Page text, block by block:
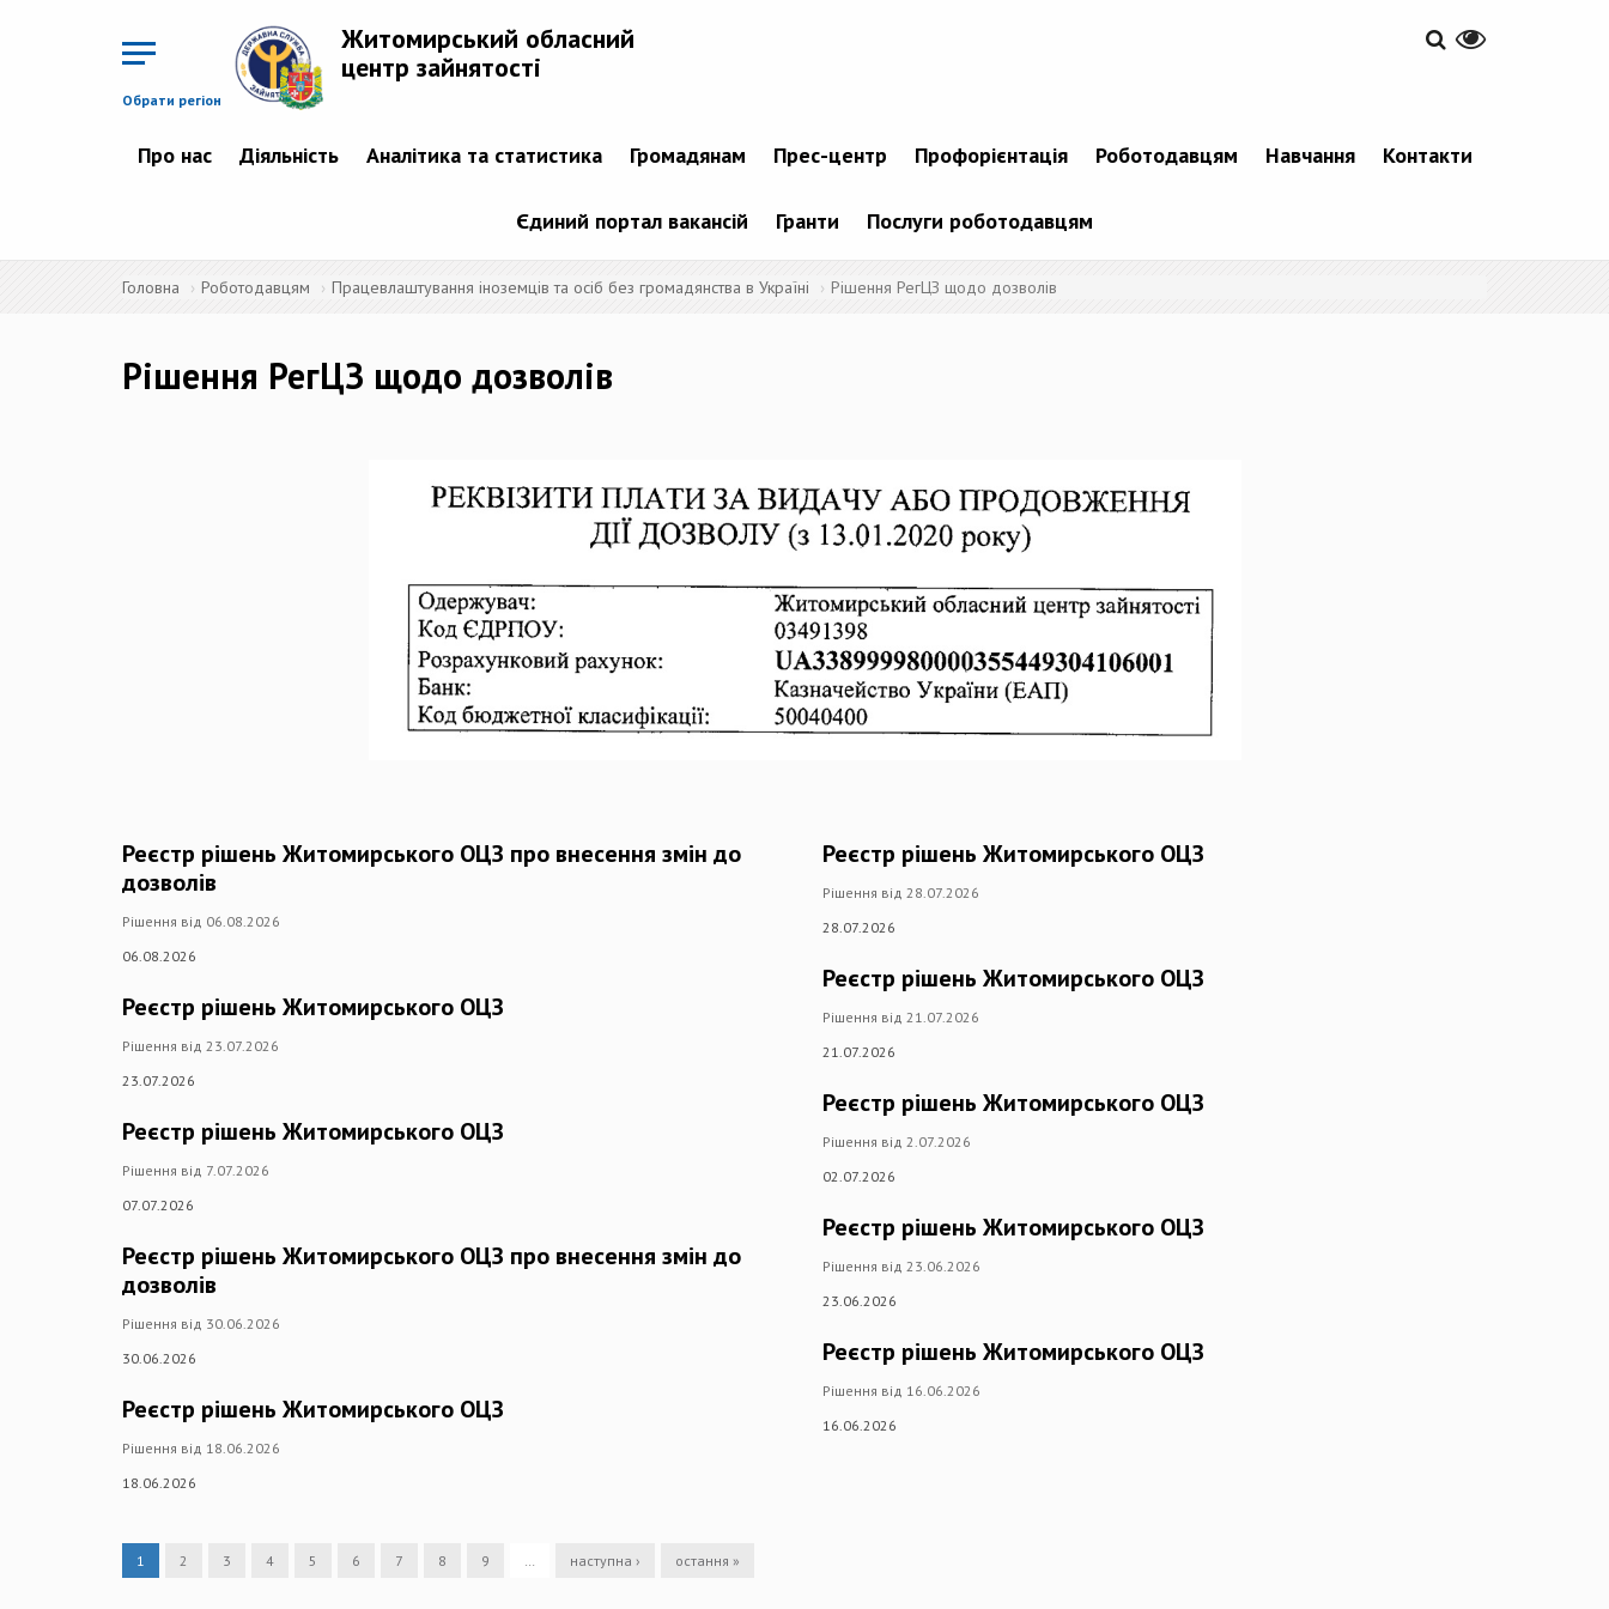
Обрати регіон
Житомирський обласний
центр зайнятості
Про нас Діяльність Аналітика та статистика Громадянам Прес-центр Профорієнтація Роботодавцям Навчання Контакти
Єдиний портал вакансій Гранти Послуги роботодавцям
Головна Роботодавцям Працевлаштування іноземців та осіб без громадянства в Україні Рішення РегЦЗ щодо дозволів
Рішення РегЦЗ щодо дозволів
Реєстр рішень Житомирського ОЦЗ про внесення змін до
дозволів
Рішення від 06.08.2026
06.08.2026
Реєстр рішень Житомирського ОЦЗ
Рішення від 23.07.2026
23.07.2026
Реєстр рішень Житомирського ОЦЗ
Рішення від 7.07.2026
07.07.2026
Реєстр рішень Житомирського ОЦЗ про внесення змін до
дозволів
Рішення від 30.06.2026
30.06.2026
Реєстр рішень Житомирського ОЦЗ
Рішення від 18.06.2026
18.06.2026
Реєстр рішень Житомирського ОЦЗ
Рішення від 28.07.2026
28.07.2026
Реєстр рішень Житомирського ОЦЗ
Рішення від 21.07.2026
21.07.2026
Реєстр рішень Житомирського ОЦЗ
Рішення від 2.07.2026
02.07.2026
Реєстр рішень Житомирського ОЦЗ
Рішення від 23.06.2026
23.06.2026
Реєстр рішень Житомирського ОЦЗ
Рішення від 16.06.2026
16.06.2026
1 2 3 4 5 6 7 8 9 наступна › остання »